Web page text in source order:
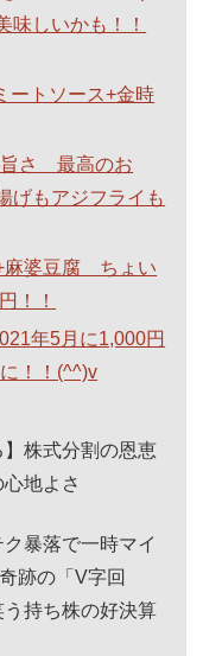
味しいかも！！
ートソース+金時
旨さ 最高のお
げもアジフライも
麻婆豆腐 ちょい
！！
年5月に1,000円
！！(^^)v
】株式分割の恩恵
地よさ
暴落で一時マイ
跡の「V字回
持ち株の好決算